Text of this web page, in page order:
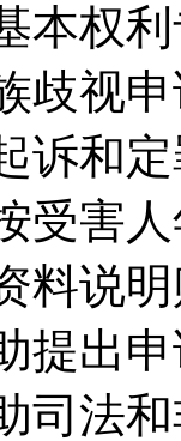
本权
歧视
诉和
受害
料说
提出
司法